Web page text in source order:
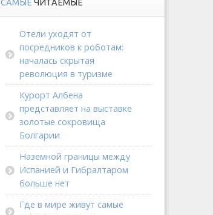
САМЫЕ ЧИТАЕМЫЕ
Отели уходят от
посредников к роботам:
началась скрытая
революция в туризме
Курорт Албена
представляет на выставке
золотые сокровища
Болгарии
Наземной границы между
Испанией и Гибралтаром
больше нет
Где в мире живут самые